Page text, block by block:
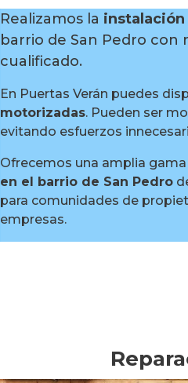
Realizamos la
barrio de San Pedro con
cualificado.
En Puertas Verán puedes
motorizadas. Pueden ser
evitando esfuerzos
Ofrecemos una amplia
en el barrio de San Pedro
para comunidades de
empresas.